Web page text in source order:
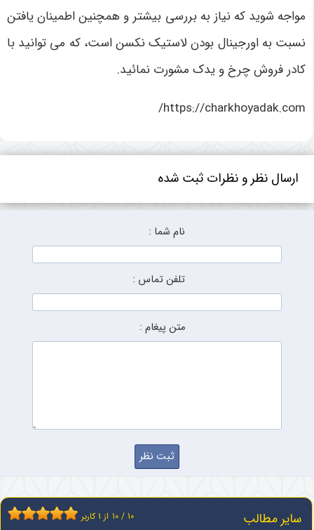
مواجه شوید که نیاز به بررسی بیشتر و همچنین اطمینان یافتن
نسبت به اورجینال بودن لاستیک نکسن است، که می توانید با
کادر فروش چرخ و یدک مشورت نمائید.
https://charkhoyadak.com/
ارسال نظر و نظرات ثبت شده
نام شما :
تلفن تماس :
متن پیغام :
سایر مطالب 10 / 10 از 1کاربر